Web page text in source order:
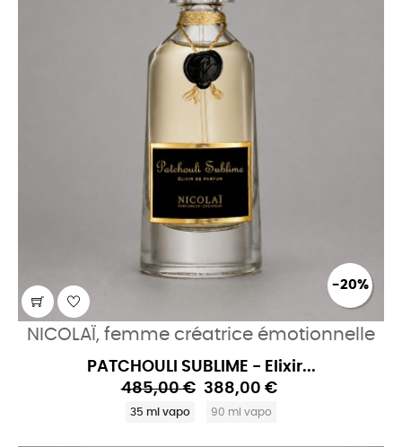
-20%
NICOLAÏ, femme créatrice émotionnelle
PATCHOULI SUBLIME - Elixir...
485,00 € 388,00 €
35 ml vapo 90 ml vapo